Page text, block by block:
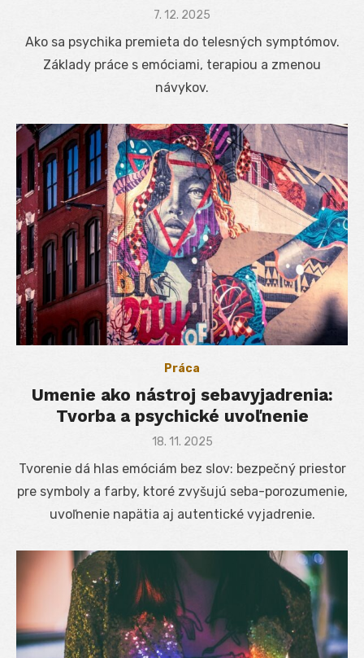
Posted
7. 12. 2025
Ako sa psychika premieta do telesných symptómov.
Základy práce s emóciami, terapiou a zmenou
návykov.
Práca
Umenie ako nástroj sebavyjadrenia:
Tvorba a psychické uvoľnenie
Posted
18. 11. 2025
Tvorenie dá hlas emóciám bez slov: bezpečný priestor
pre symboly a farby, ktoré zvyšujú seba-porozumenie,
uvoľnenie napätia aj autentické vyjadrenie.